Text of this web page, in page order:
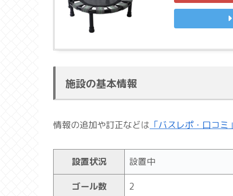
施設の基本情報
情報の追加や訂正などは 「バスレポ・口コミ」
設置状況 設置中
ゴール数 2